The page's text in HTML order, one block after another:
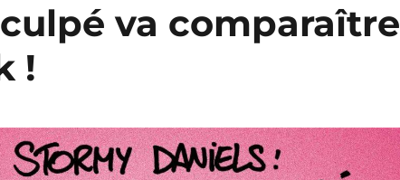
va comparaître
!